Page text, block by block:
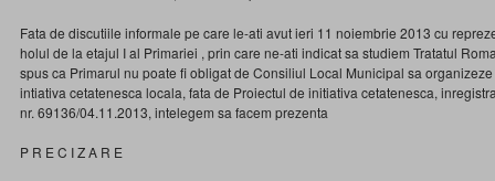
Fata de discutiile informale pe care le-ati avut ieri 11 noiembrie 2013 cu
holul de la etajul I al Primariei , prin care ne-ati indicat sa studiem Tratatul
spus ca Primarul nu poate fi obligat de Consiliul Local Municipal sa
intiativa cetatenesca locala, fata de Proiectul de initiativa cetatenesca,
nr. 69136/04.11.2013, intelegem sa facem prezenta
P R E C I Z A R E